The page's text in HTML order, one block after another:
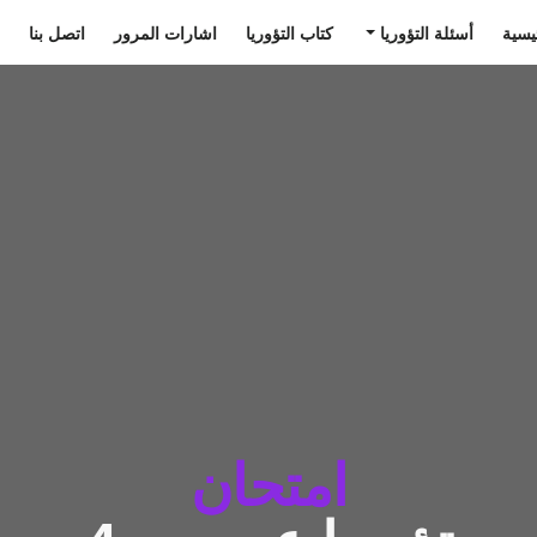
أسئلة التؤوريا كتاب التؤوريا اشارات المرور اتصل بنا
امتحان